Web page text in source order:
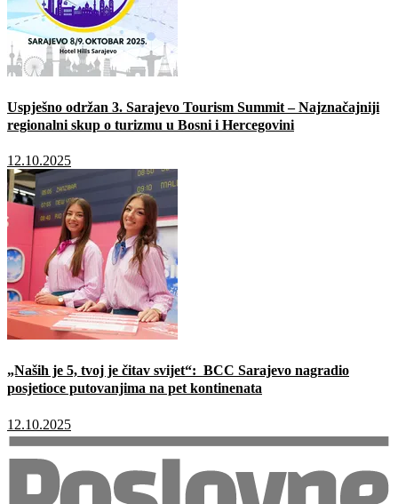
Uspješno održan 3. Sarajevo Tourism Summit – Najznačajniji
regionalni skup o turizmu u Bosni i Hercegovini
12.10.2025
„Naših je 5, tvoj je čitav svijet“: BCC Sarajevo nagradio
posjetioce putovanjima na pet kontinenata
12.10.2025